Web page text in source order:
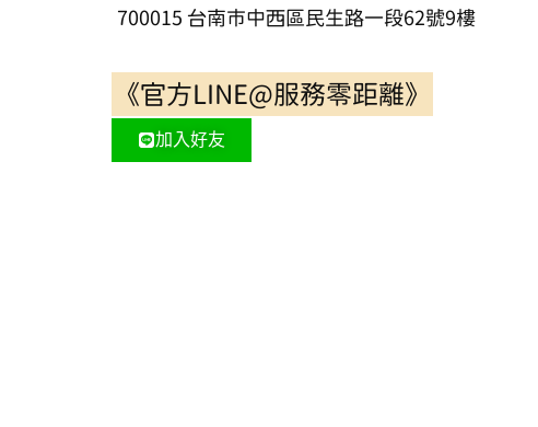
700015 台南市中西區民生路一段62號9樓
《官方LINE@服務零距離》
加入好友